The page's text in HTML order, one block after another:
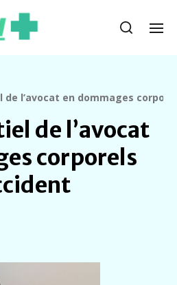
de l’avocat en dommages
de l’avocat
corporels